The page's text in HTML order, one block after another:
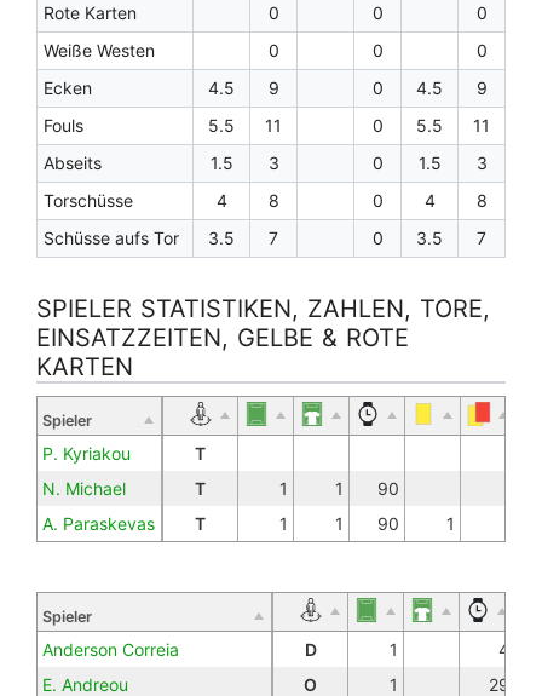
Rote Karten
0 0
0
Weiße Westen
0 0
0
Ecken
4.5 9 0 4.5
9
Fouls
5.5 11 0 5.5
11
Abseits
1.5 3 0 1.5
3
Torschüsse
4 8 0 4
8
Schüsse aufs Tor
3.5 7 0 3.5 7
SPIELER STATISTIKEN, ZAHLEN, TORE,
EINSATZZEITEN, GELBE & ROTE
KARTEN
Spieler
P. Kyriakou
T
N. Michael
T 1 1
90
A. Paraskevas
T 1 1 90 1
Spieler
Anderson Correia D 1
4
E. Andreou
O 1
29